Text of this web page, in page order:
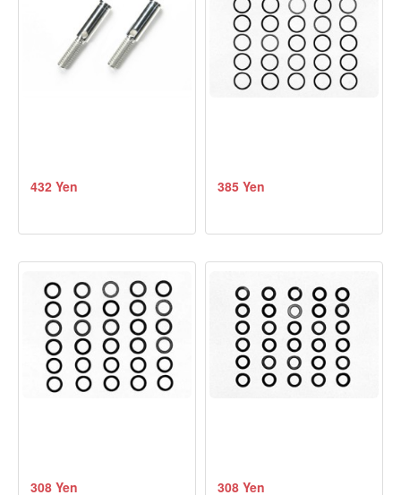
432 Yen 385 Yen
308 Yen 308 Yen